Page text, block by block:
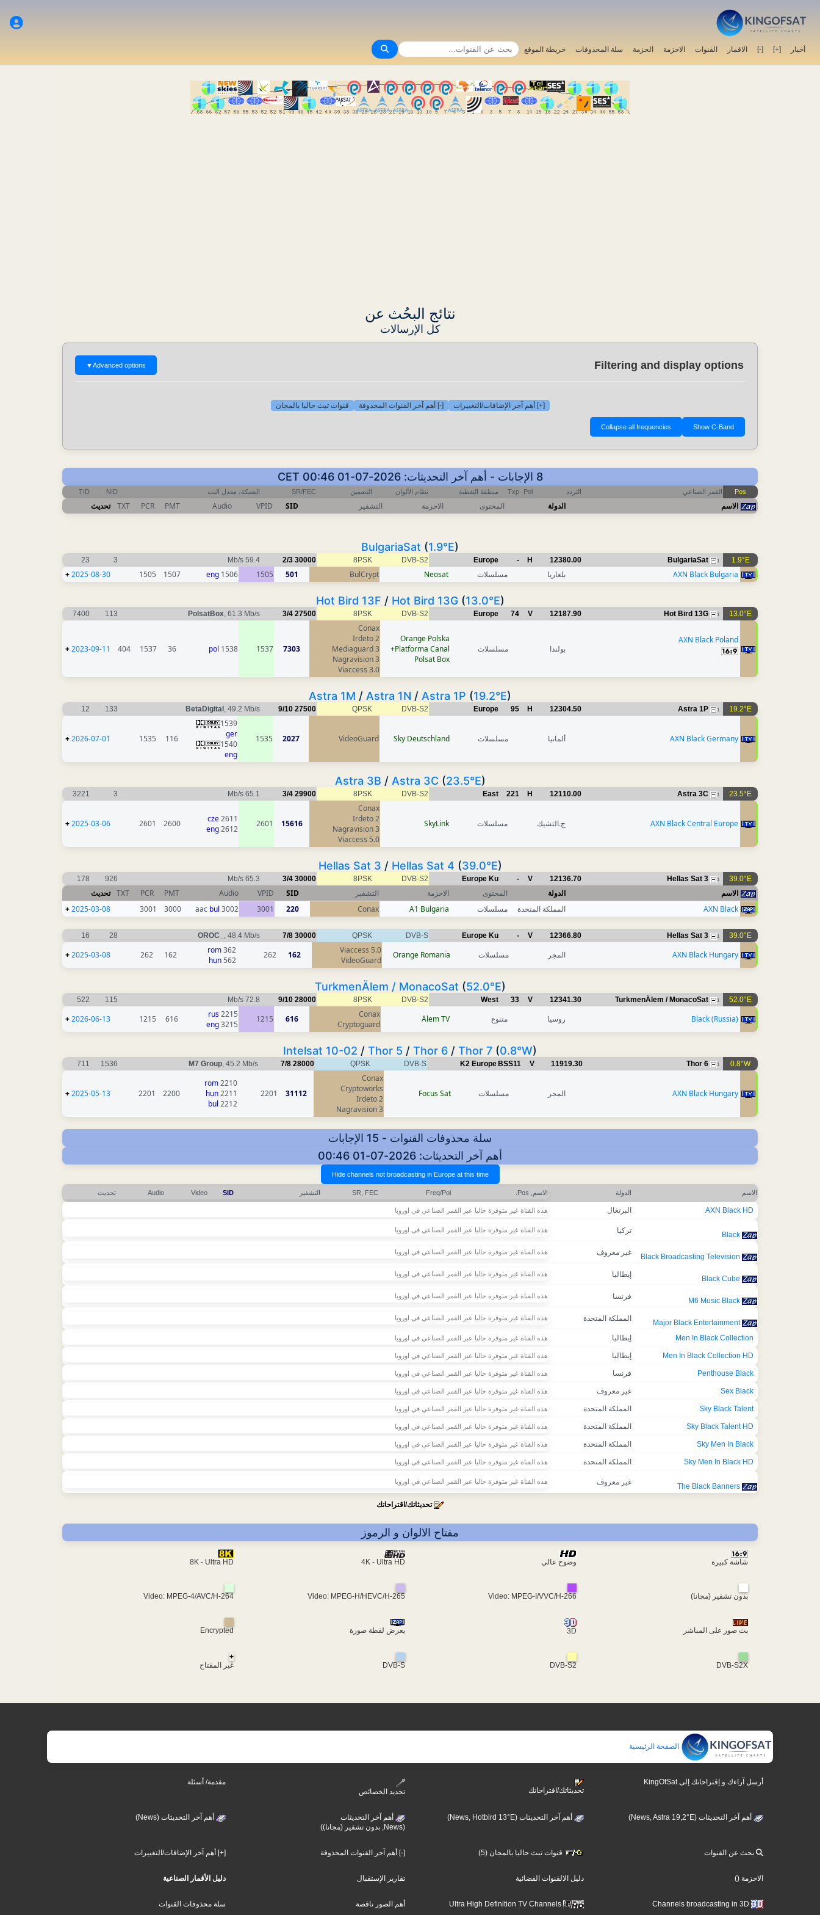
أخبار [+]
[-] الاقمار القنوات الاحزمة الحزمة سلة المحذوفات خريطة الموقع
نتائج البحُث عن
كل الإرسالات
Filtering and display options
Advanced options
▼
[+] أهم آخر الإضافات/التغييرات [-] أهم آخر القنوات المحذوفة قنوات تبث حاليا بالمجان
8 الإجابات - أهم آخر التحديثات: 2026-07-01 00:46 CET
Pos القمر الصناعي التردد Pol
Txp منطقة التغطية نظام الألوان التضمين SR/FEC الشبكة، معدل البت NID
TID
الاسم الدولة المحتوى الاحزمة التشفير SID
VPID
Audio
PMT
PCR
TXT تحديث
BulgariaSat (1.9°E)
1.9°E
BulgariaSat 1
12380.00
H
-
Europe
DVB-S2
8PSK
30000
2/3
59.4 Mb/s
3
23
AXN Black Bulgaria بلغاريا مسلسلات Neosat
BulCrypt
501
1505
1506
eng
1507
1505
2025-08-30
+
Hot Bird 13F / Hot Bird 13G(13.0°E)
13.0°E
Hot Bird 13G 1
12187.90
V
74
Europe
DVB-S2
8PSK
27500
3/4
PolsatBox, 61.3 Mb/s
113
7400
AXN Black Poland
بولندا
مسلسلات
Orange Polska
Platforma Canal+
Polsat Box
Conax
Irdeto 2
Mediaguard 3
Nagravision 3
Viaccess 3.0
7303
1537
1538
pol
36
1537
404
2023-09-11
+
Astra 1M / Astra 1N / Astra 1P (19.2°E)
19.2°E
Astra 1P 1
12304.50
H
95
Europe
DVB-S2
QPSK
27500
9/10
BetaDigital , 49.2 Mb/s
133
12
AXN Black Germany ألمانيا مسلسلات Sky Deutschland
VideoGuard
2027
1535
1539
ger
1540
eng
116
1535
2026-07-01
+
Astra 3B / Astra 3C (23.5°E)
23.5°E
Astra 3C 1
12110.00
H
221
East
DVB-S2
8PSK
29900
3/4
65.1 Mb/s
3
3221
AXN Black Central Europe ج.التشيك مسلسلات SkyLink
Conax
Irdeto 2
Nagravision 3
Viaccess 5.0
15616
2601
2611
cze
2612
eng
2600
2601
2025-03-06
+
Hellas Sat 3 / Hellas Sat 4 (39.0°E)
39.0°E
Hellas Sat 3 1
12136.70
V
-
Europe Ku
DVB-S2
8PSK
30000
3/4
65.3 Mb/s
926
178
الاسم الدولة المحتوى الاحزمة التشفير SID
VPID
Audio
PMT
PCR
TXT تحديث
AXN Black
المملكة المتحدة مسلسلات A1 Bulgaria
Conax
220
3001
3002 aac
bul
3000
3001
2025-03-08
+
39.0°E
Hellas Sat 3 1
12366.80
V
-
Europe Ku
DVB-S
QPSK
30000
7/8
OROC_ , 48.4 Mb/s
28
16
AXN Black Hungary المجر مسلسلات Orange Romania
Viaccess 5.0
VideoGuard
162
262
362
rom
562
hun
162
262
2025-03-08
+
TurkmenÄlem / MonacoSat (52.0°E)
52.0°E
TurkmenÄlem / MonacoSat 1
12341.30
V
33
West
DVB-S2
8PSK
28000
9/10
72.8 Mb/s
115
522
Black (Russia) روسيا متنوع Älem TV
Conax
Cryptoguard
616
1215
2215
rus
3215
eng
616
1215
2026-06-13
+
Intelsat 10-02 / Thor 5 / Thor 6 / Thor 7 (0.8°W)
0.8°W
Thor 6 1
11919.30
V
BSS11
K2 Europe
DVB-S
QPSK
28000
7/8
M7 Group, 45.2 Mb/s
1536
711
AXN Black Hungary المجر مسلسلات Focus Sat
Conax
Cryptoworks
Irdeto 2
Nagravision 3
31112
2201
2210
rom
2211
hun
2212
bul
2200
2201
2025-05-13
+
سلة محذوفات القنوات - 15 الإجابات
أهم آخر التحديثات: 2026-07-01 00:46
الاسم الدولة الاسم, Pos. Freq/Pol
SR, FEC التشفير SID
Video
Audio تحديث
AXN Black HD البرتغال هذه القناة غير متوفرة حاليا عبر القمر الصناعي في اوروبا
Black تركيا هذه القناة غير متوفرة حاليا عبر القمر الصناعي في اوروبا
Black Broadcasting Television غير معروف هذه القناة غير متوفرة حاليا عبر القمر الصناعي في اوروبا
Black Cube إيطاليا هذه القناة غير متوفرة حاليا عبر القمر الصناعي في اوروبا
M6 Music Black فرنسا هذه القناة غير متوفرة حاليا عبر القمر الصناعي في اوروبا
Major Black Entertainment المملكة المتحدة هذه القناة غير متوفرة حاليا عبر القمر الصناعي في اوروبا
Men In Black Collection إيطاليا هذه القناة غير متوفرة حاليا عبر القمر الصناعي في اوروبا
Men In Black Collection HD إيطاليا هذه القناة غير متوفرة حاليا عبر القمر الصناعي في اوروبا
Penthouse Black فرنسا هذه القناة غير متوفرة حاليا عبر القمر الصناعي في اوروبا
Sex Black غير معروف هذه القناة غير متوفرة حاليا عبر القمر الصناعي في اوروبا
Sky Black Talent المملكة المتحدة هذه القناة غير متوفرة حاليا عبر القمر الصناعي في اوروبا
Sky Black Talent HD المملكة المتحدة هذه القناة غير متوفرة حاليا عبر القمر الصناعي في اوروبا
Sky Men In Black المملكة المتحدة هذه القناة غير متوفرة حاليا عبر القمر الصناعي في اوروبا
Sky Men In Black HD المملكة المتحدة هذه القناة غير متوفرة حاليا عبر القمر الصناعي في اوروبا
The Black Banners غير معروف هذه القناة غير متوفرة حاليا عبر القمر الصناعي في اوروبا
تحديثاتك/اقتراحاتك
مفتاح الالوان و الرموز
8K - Ultra HD 4K - Ultra HD وضوح عالي شاشة كبيرة
Video: MPEG-4/AVC/H-264 Video: MPEG-H/HEVC/H-265 Video: MPEG-I/VVC/H-266 بدون تشفير (مجانا)
Encrypted يعرض لقطة صورة 3D بث صور على المباشر
+
غير المفتاح
DVB-S DVB-S2 DVB-S2X
الصفحة الرئيسية
مقدمة/ أسئلة
تحديد الخصائص
تحديثاتك/اقتراحاتك
أرسل آراءك و إقتراحاتك إلى KingOfSat
أهم آخر التحديثات (News)
أهم آخر التحديثات
(News, بدون تشفير (مجانا))
أهم آخر التحديثات (News, Hotbird 13°E) أهم آخر التحديثات (News, Astra 19,2°E)
[+] أهم آخر الإضافات/التغييرات [-] أهم آخر القنوات المحذوفة قنوات تبث حاليا بالمجان (5) بحث عن القنوات
دليل الأقمار الصناعية تقارير الإستقبال دليل الالقنوات الفضائية الاحزمة ()
سلة محذوفات القنوات أهم الصور ناقصة Ultra High Definition TV Channels